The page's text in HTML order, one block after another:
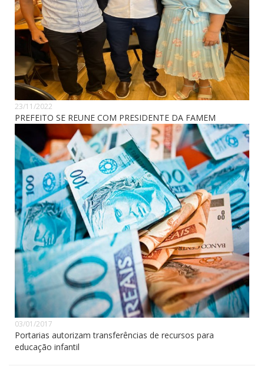
23/11/2022
PREFEITO SE REUNE COM PRESIDENTE DA FAMEM
03/01/2017
Portarias autorizam transferências de recursos para
educação infantil